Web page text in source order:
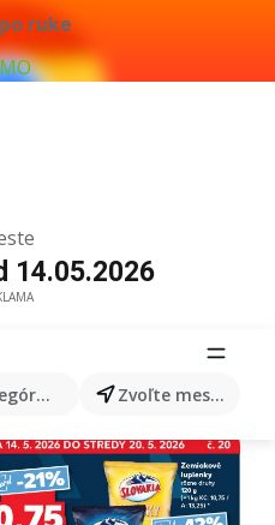
ruke
produkty... Zvoľte mesto
14.05.2026